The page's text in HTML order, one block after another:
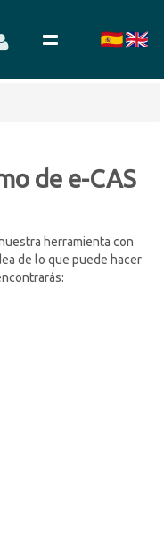
de e-CAS
herramienta con
de lo que puede hacer